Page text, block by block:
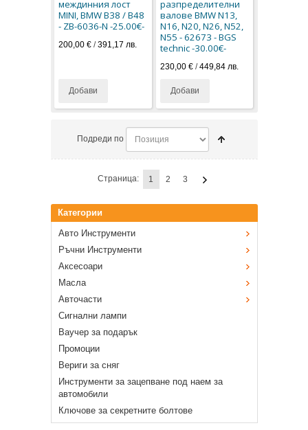
междинния лост
MINI, BMW B38 / B48
- ZB-6036-N -25.00€-
200,00 € /391,17 лв.
Добави
разпределителни
валове BMW N13,
N16, N20, N26, N52,
N55 - 62673 - BGS
technic -30.00€-
230,00 €/449,84 лв.
Добави
Подреди по
Страница: 1 2 3
Категории
Авто Инструменти
Ръчни Инструменти
Аксесоари
Масла
Авточасти
Сигнални лампи
Ваучер за подарък
Промоции
Вериги за сняг
Инструменти за зацепване под наем за
автомобили
Ключове за секретните болтове